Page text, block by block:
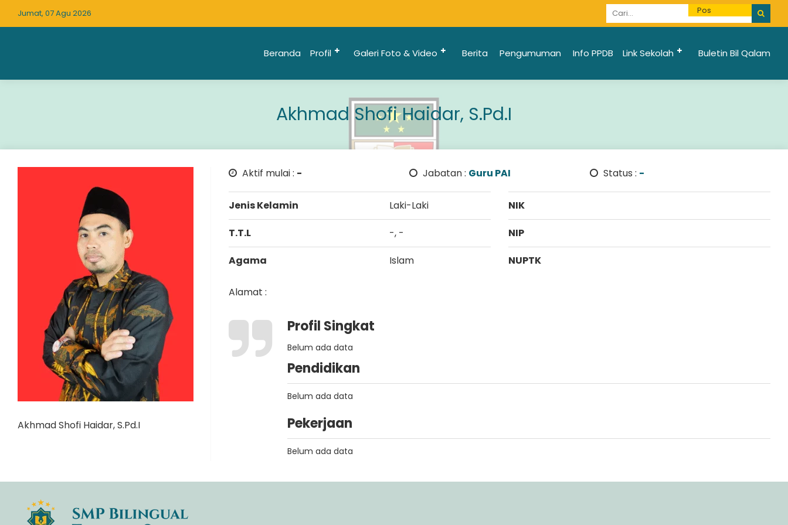
Jumat, 07 Agu 2026 Informasi Penerimaan Santri Baru 2025/2026
Beranda Profil Galeri Foto & Video Berita Pengumuman Info PPDB Link Sekolah Buletin Bil Qalam
Akhmad Shofi Haidar, S.Pd.I
Akhmad Shofi Haidar, S.Pd.I
Aktif mulai : - Jabatan : Guru PAI Status : -
Jenis Kelamin Laki-Laki
T.T.L -, -
Agama Islam
NIK
NIP
NUPTK
Alamat :
Profil Singkat
Belum ada data
Pendidikan
Belum ada data
Pekerjaan
Belum ada data